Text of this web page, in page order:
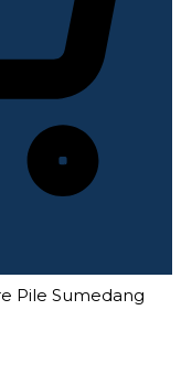
Pile Sumedang